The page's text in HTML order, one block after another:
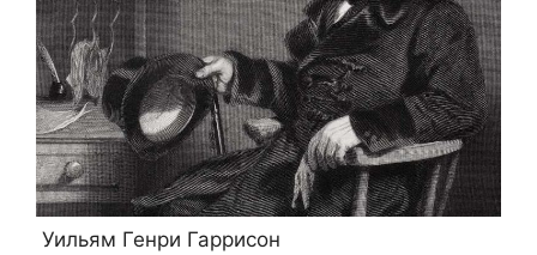
Уильям Генри Гаррисон